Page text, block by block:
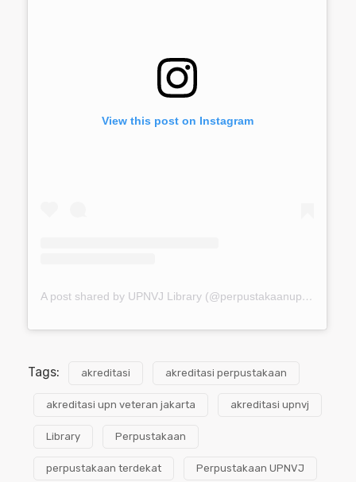
View this post on Instagram
A post shared by UPNVJ Library (@perpustakaanupnvj)
Tags: akreditasi akreditasi perpustakaan
akreditasi upn veteran jakarta akreditasi upnvj
Library Perpustakaan
perpustakaan terdekat Perpustakaan UPNVJ